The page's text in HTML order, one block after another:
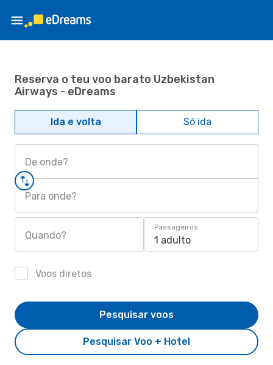
Reserva o teu voo barato Uzbekistan
Airways - eDreams
Ida e volta Só ida
De onde?
Para onde?
Quando?
Passageiros
1 adulto
Voos diretos
Pesquisar Voo + Hotel
Pesquisar voos